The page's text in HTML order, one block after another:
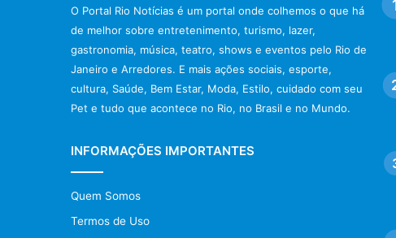
O Portal Rio Notícias é um portal onde colhemos o que há
de melhor sobre entretenimento, turismo, lazer,
gastronomia, música, teatro, shows e eventos pelo Rio de
Janeiro e Arredores. E mais ações sociais, esporte,
cultura, Saúde, Bem Estar, Moda, Estilo, cuidado com seu
Pet e tudo que acontece no Rio, no Brasil e no Mundo.
INFORMAÇÕES IMPORTANTES
Quem Somos
Termos de Uso